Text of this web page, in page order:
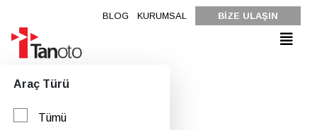
BLOG KURUMSAL BİZE ULAŞIN
Araç Türü
Tümü